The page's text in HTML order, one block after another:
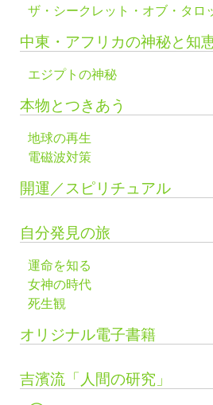
ザ・シークレット・オブ・タロ
中東・アフリカの神秘と知
エジプトの神秘
本物とつきあう
地球の再生
電磁波対策
開運／スピリチュアル
自分発見の旅
運命を知る
女神の時代
死生観
オリジナル電子書籍
吉濱流「人間の研究」